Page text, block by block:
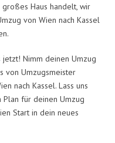
Haus handelt, wir
von Wien nach Kassel
jetzt! Nimm deinen Umzug
von Umzugsmeister
nach Kassel. Lass uns
für deinen Umzug
Start in dein neues